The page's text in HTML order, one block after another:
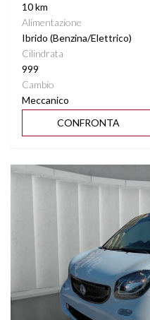
10 km
Alimentazione
Ibrido (Benzina/Elettrico)
Cilindrata
999
Cambio
Meccanico
CONFRONTA
Vedi dettagli